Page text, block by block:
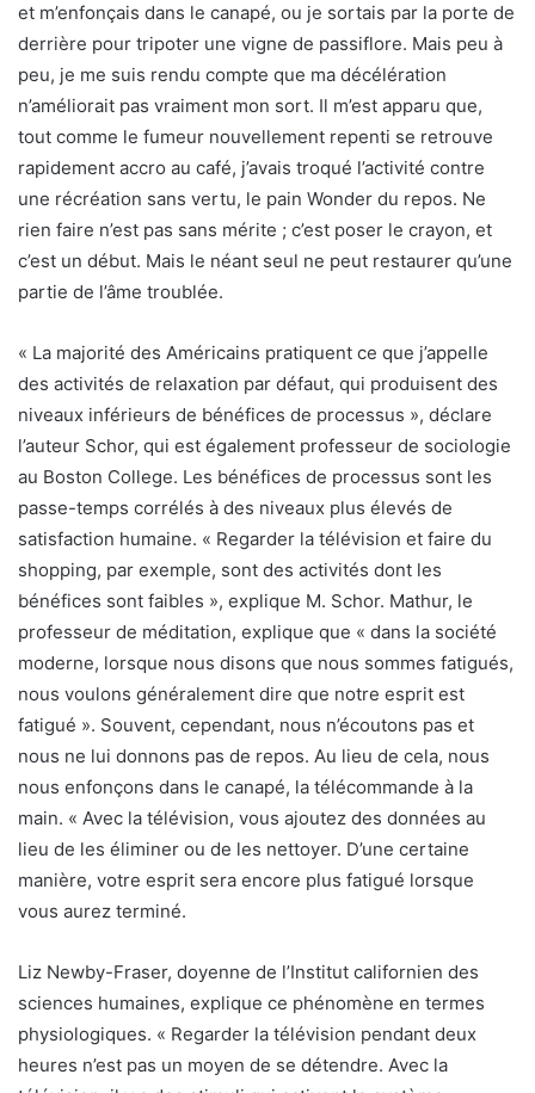
et m’enfonçais dans le canapé, ou je sortais par la porte de
derrière pour tripoter une vigne de passiflore. Mais peu à
peu, je me suis rendu compte que ma décélération
n’améliorait pas vraiment mon sort. Il m’est apparu que,
tout comme le fumeur nouvellement repenti se retrouve
rapidement accro au café, j’avais troqué l’activité contre
une récréation sans vertu, le pain Wonder du repos. Ne
rien faire n’est pas sans mérite ; c’est poser le crayon, et
c’est un début. Mais le néant seul ne peut restaurer qu’une
partie de l’âme troublée.
« La majorité des Américains pratiquent ce que j’appelle
des activités de relaxation par défaut, qui produisent des
niveaux inférieurs de bénéfices de processus », déclare
l’auteur Schor, qui est également professeur de sociologie
au Boston College. Les bénéfices de processus sont les
passe-temps corrélés à des niveaux plus élevés de
satisfaction humaine. « Regarder la télévision et faire du
shopping, par exemple, sont des activités dont les
bénéfices sont faibles », explique M. Schor. Mathur, le
professeur de méditation, explique que « dans la société
moderne, lorsque nous disons que nous sommes fatigués,
nous voulons généralement dire que notre esprit est
fatigué ». Souvent, cependant, nous n’écoutons pas et
nous ne lui donnons pas de repos. Au lieu de cela, nous
nous enfonçons dans le canapé, la télécommande à la
main. « Avec la télévision, vous ajoutez des données au
lieu de les éliminer ou de les nettoyer. D’une certaine
manière, votre esprit sera encore plus fatigué lorsque
vous aurez terminé.
Liz Newby-Fraser, doyenne de l’Institut californien des
sciences humaines, explique ce phénomène en termes
physiologiques. « Regarder la télévision pendant deux
heures n’est pas un moyen de se détendre. Avec la